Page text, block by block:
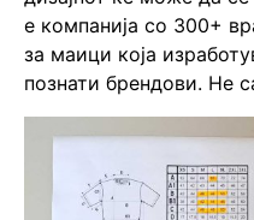
е компанија со 300+
за маици која
познати брендови. Не